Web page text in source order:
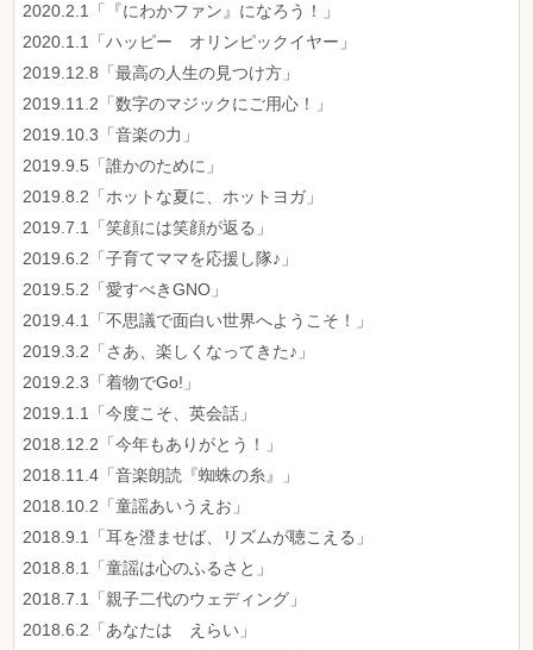
2020.2.1「『にわかファン』になろう！」
2020.1.1「ハッピー オリンピックイヤー」
2019.12.8「最高の人生の見つけ方」
2019.11.2「数字のマジックにご用心！」
2019.10.3「音楽の力」
2019.9.5「誰かのために」
2019.8.2「ホットな夏に、ホットヨガ」
2019.7.1「笑顔には笑顔が返る」
2019.6.2「子育てママを応援し隊♪」
2019.5.2「愛すべきGNO」
2019.4.1「不思議で面白い世界へようこそ！」
2019.3.2「さあ、楽しくなってきた♪」
2019.2.3「着物でGo!」
2019.1.1「今度こそ、英会話」
2018.12.2「今年もありがとう！」
2018.11.4「音楽朗読『蜘蛛の糸』」
2018.10.2「童謡あいうえお」
2018.9.1「耳を澄ませば、リズムが聴こえる」
2018.8.1「童謡は心のふるさと」
2018.7.1「親子二代のウェディング」
2018.6.2「あなたは えらい」